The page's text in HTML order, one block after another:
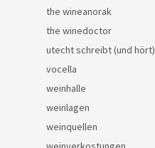
the wineanorak
the winedoctor
utecht schreibt (und hört)
vocella
weinhalle
weinlagen
weinquellen